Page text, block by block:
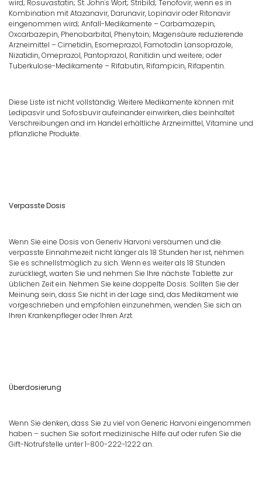
wird; Rosuvastatin; St. John's Wort; Stribild; Tenofovir, wenn es in
Kombination mit Atazanavir, Darunavir, Lopinavir oder Ritonavir
eingenommen wird; Anfall-Medikamente – Carbamazepin,
Oxcarbazepin, Phenobarbital, Phenytoin; Magensäure reduzierende
Arzneimittel – Cimetidin, Esomeprazol, Famotodin Lansoprazole,
Nizatidin, Omeprazol, Pantoprazol, Ranitidin und weitere; oder
Tuberkulose-Medikamente – Rifabutin, Rifampicin, Rifapentin.
Diese Liste ist nicht vollständig. Weitere Medikamente können mit
Ledipasvir und Sofosbuvir aufeinander einwirken, dies beinhaltet
Verschreibungen and im Handel erhältliche Arzneimittel, Vitamine und
pflanzliche Produkte.
Verpasste Dosis
Wenn Sie eine Dosis von Generiv Harvoni versäumen und die
verpasste Einnahmezeit nicht länger als 18 Stunden her ist, nehmen
Sie es schnellstmöglich zu sich. Wenn es weiter als 18 Stunden
zurückliegt, warten Sie und nehmen Sie Ihre nächste Tablette zur
üblichen Zeit ein. Nehmen Sie keine doppelte Dosis. Sollten Sie der
Meinung sein, dass Sie nicht in der Lage sind, das Medikament wie
vorgeschrieben und empfohlen einzunehmen, wenden Sie sich an
Ihren Krankenpfleger oder Ihren Arzt.
Überdosierung
Wenn Sie denken, dass Sie zu viel von Generic Harvoni eingenommen
haben – suchen Sie sofort medizinische Hilfe auf oder rufen Sie die
Gift-Notrufstelle unter 1-800-222-1222 an.